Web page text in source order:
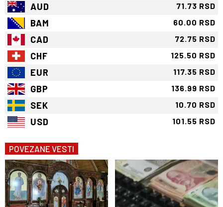
AUD 71.73 RSD
BAM 60.00 RSD
CAD 72.75 RSD
CHF 125.50 RSD
EUR 117.35 RSD
GBP 136.99 RSD
SEK 10.70 RSD
USD 101.55 RSD
POVEZANE VESTI